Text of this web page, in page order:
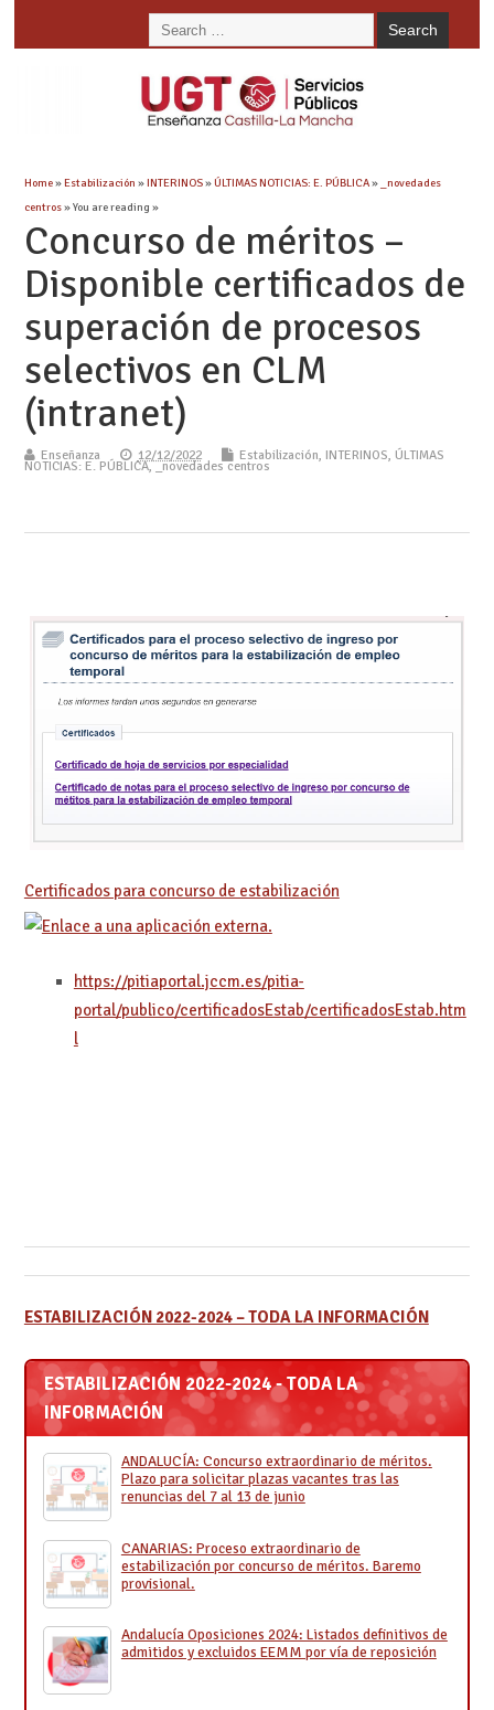
Home»Estabilización »INTERINOS»ÚLTIMAS NOTICIAS: E. PÚBLICA»
_novedades
centros» You are reading »
Concurso de méritos –
Disponible certificados de
superación de procesos
selectivos en CLM
(intranet)
Enseñanza 12/12/2022 Estabilización, INTERINOS, ÚLTIMAS
NOTICIAS: E. PÚBLICA,_novedades centros
Certificados para concurso de estabilización
https://pitiaportal.jccm.es/pitia-
portal/publico/certificadosEstab/certificadosEstab.htm
l
ESTABILIZACIÓN 2022-2024 – TODA LA INFORMACIÓN
ESTABILIZACIÓN 2022-2024 - TODA LA
INFORMACIÓN
ANDALUCÍA: Concurso extraordinario de méritos.
Plazo para solicitar plazas vacantes tras las
renuncias del 7 al 13 de junio
CANARIAS: Proceso extraordinario de
estabilización por concurso de méritos. Baremo
provisional.
Andalucía Oposiciones 2024: Listados definitivos de
admitidos y excluidos EEMM por vía de reposición